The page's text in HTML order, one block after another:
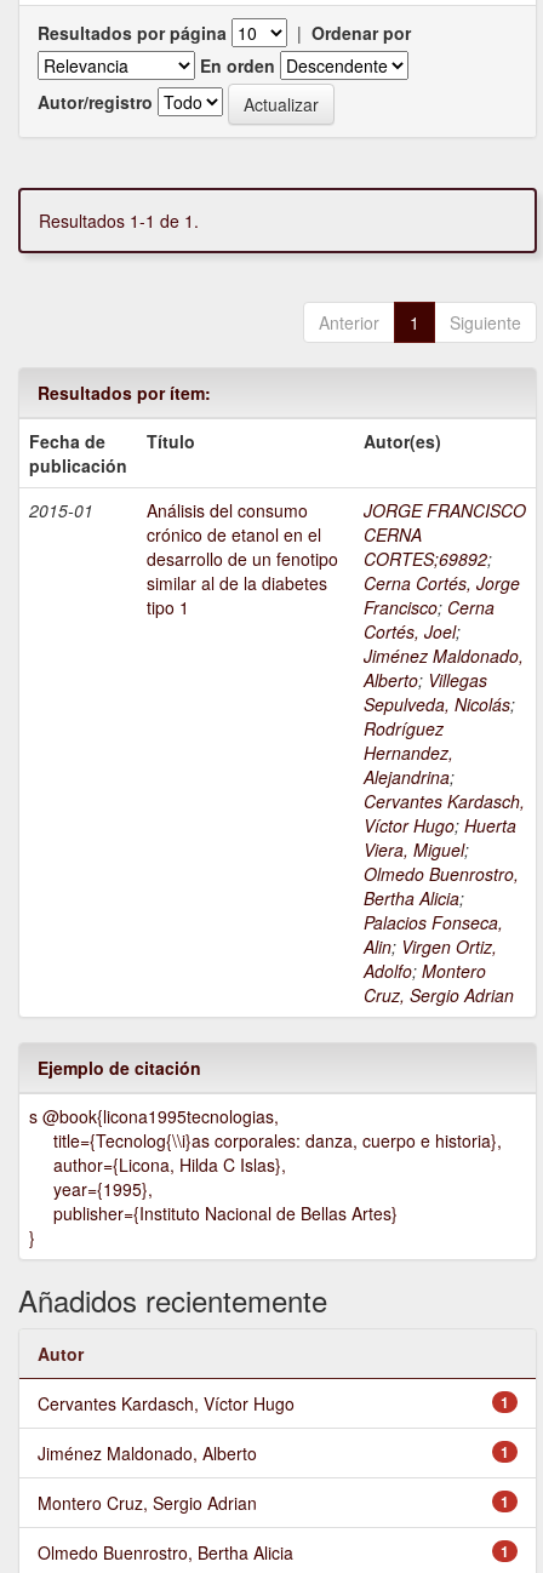
Resultados por página | Ordenar por
En orden
Autor/registro
Resultados 1-1 de 1.
Anterior 1 Siguiente
Resultados por ítem:
Fecha de
publicación
Título Autor(es)
2015-01
Análisis del consumo
crónico de etanol en el
desarrollo de un fenotipo
similar al de la diabetes
tipo 1
JORGE FRANCISCO
CERNA
CORTES;69892;
Cerna Cortés, Jorge
Francisco; Cerna
Cortés, Joel;
Jiménez Maldonado,
Alberto; Villegas
Sepulveda, Nicolás;
Rodríguez
Hernandez,
Alejandrina;
Cervantes Kardasch,
Víctor Hugo; Huerta
Viera, Miguel;
Olmedo Buenrostro,
Bertha Alicia;
Palacios Fonseca,
Alin; Virgen Ortiz,
Adolfo; Montero
Cruz, Sergio Adrian
Ejemplo de citación
s @book{licona1995tecnologias,
title={Tecnolog{\\i}as corporales: danza, cuerpo e historia},
author={Licona, Hilda C Islas},
year={1995},
publisher={Instituto Nacional de Bellas Artes}
}
Añadidos recientemente
Autor
1
Cervantes Kardasch, Víctor Hugo
1
Jiménez Maldonado, Alberto
1
Montero Cruz, Sergio Adrian
1
Olmedo Buenrostro, Bertha Alicia